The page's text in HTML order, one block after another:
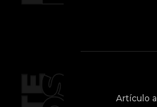
Artículo